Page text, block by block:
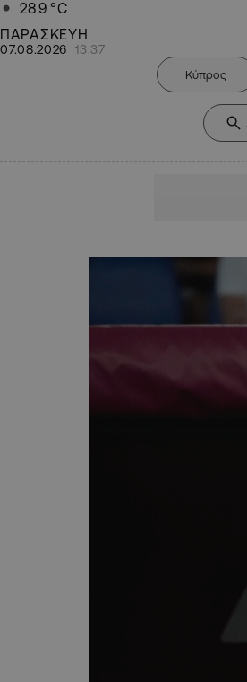
28.9 °C
ΠΑΡΑΣΚΕΥΗ
07.08.2026 13:37
Κύπρος